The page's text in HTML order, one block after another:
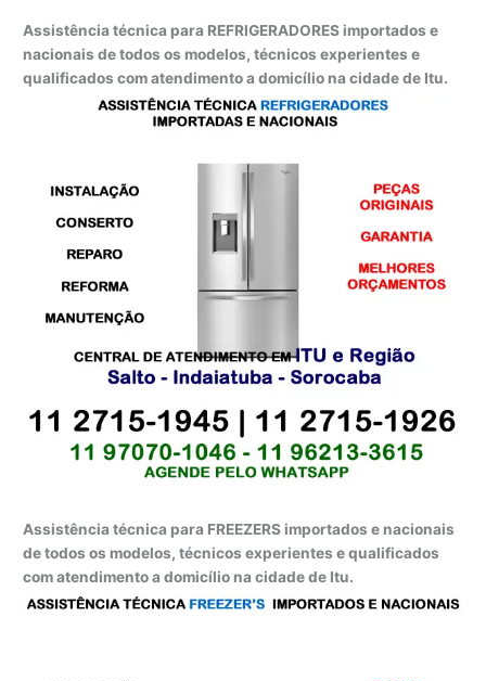
Assistência técnica para REFRIGERADORES importados e
nacionais de todos os modelos, técnicos experientes e
qualificados com atendimento a domicílio na cidade de Itu.
Assistência técnica para FREEZERS importados e nacionais
de todos os modelos, técnicos experientes e qualificados
com atendimento a domicílio na cidade de Itu.